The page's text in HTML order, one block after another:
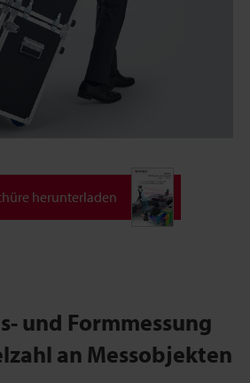
herunterladen
und Formmessung
an Messobjekten